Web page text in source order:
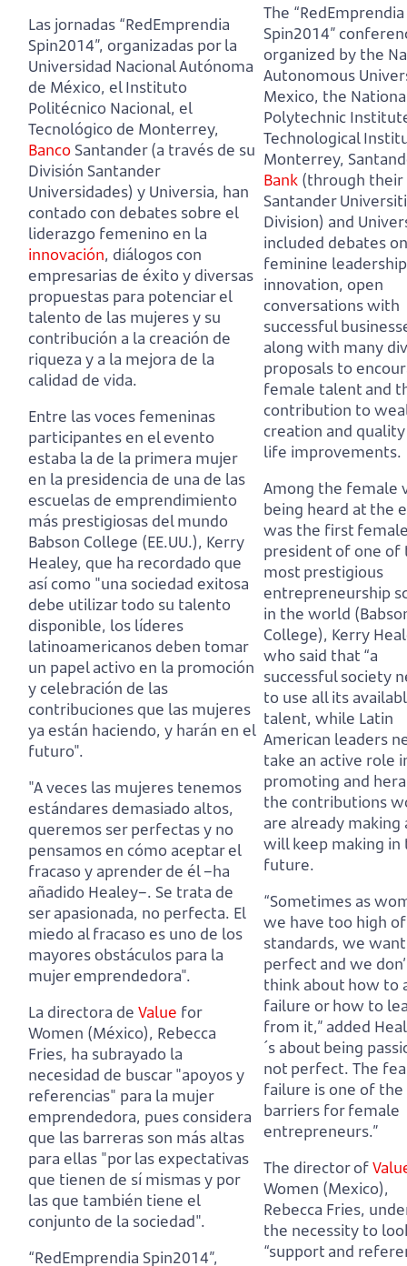
Las jornadas “RedEmprendia
Spin2014”, organizadas por la
Universidad Nacional Autónoma
de México, el Instituto
Politécnico Nacional, el
Tecnológico de Monterrey,
Banco Santander (a través de su
División Santander
Universidades) y Universia, han
contado con debates sobre el
liderazgo femenino en la
innovación, diálogos con
empresarias de éxito y diversas
propuestas para potenciar el
talento de las mujeres y su
contribución a la creación de
riqueza y a la mejora de la
calidad de vida.
Entre las voces femeninas
participantes en el evento
estaba la de la primera mujer
en la presidencia de una de las
escuelas de emprendimiento
más prestigiosas del mundo
Babson College (EE.UU.), Kerry
Healey, que ha recordado que
así como "una sociedad exitosa
debe utilizar todo su talento
disponible, los líderes
latinoamericanos deben tomar
un papel activo en la promoción
y celebración de las
contribuciones que las mujeres
ya están haciendo, y harán en el
futuro".
"A veces las mujeres tenemos
estándares demasiado altos,
queremos ser perfectas y no
pensamos en cómo aceptar el
fracaso y aprender de él –ha
añadido Healey–. Se trata de
ser apasionada, no perfecta. El
miedo al fracaso es uno de los
mayores obstáculos para la
mujer emprendedora".
La directora de Value for
Women (México), Rebecca
Fries, ha subrayado la
necesidad de buscar "apoyos y
referencias" para la mujer
emprendedora, pues considera
que las barreras son más altas
para ellas "por las expectativas
que tienen de sí mismas y por
las que también tiene el
conjunto de la sociedad".
“RedEmprendia Spin2014”,
The “RedEmprendia
Spin2014”
organized by the
Autonomous
Mexico, the
Polytechnic
Technological
Monterrey,
Bank (through their
Santander
Division) and
included debates on
feminine
innovation, open
conversations with
successful
along with many
proposals to
female talent and
contribution to
creation and
life improvements.
Among the female
being heard at the
was the first
president of one of
most prestigious
entrepreneurship
in the world
College), Kerry
who said that “a
successful society
to use all its
talent, while Latin
American leaders
take an active role
promoting and
the contributions
are already making
will keep making in
future.
“Sometimes as
we have too high of
standards, we
perfect and we
think about how to
failure or how to
from it,” added
´s about being
not perfect. The
failure is one of the
barriers for female
entrepreneurs.”
The director of
Women (Mexico),
Rebecca Fries,
the necessity to
“support and